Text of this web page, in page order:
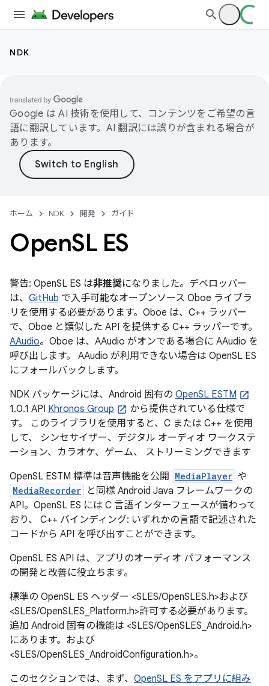
NDK
Google は AI 技術を使用して、コンテンツをご希望の言
語に翻訳しています。AI 翻訳には誤りが含まれる場合が
あります。
ホーム NDK 開発 ガイド
OpenSL ES
警告: OpenSL ES は非推奨になりました。デベロッパー
は、 GitHub で入手可能なオープンソース Oboe ライブラ
リを使用する必要があります。Oboe は、C++ ラッパー
で、Oboe と類似した API を提供する C++ ラッパーです。
AAudio。Oboe は、AAudio がオンである場合に AAudio を
呼び出します。 AAudio が利用できない場合は OpenSL ES
にフォールバックします。
NDK パッケージには、Android 固有の OpenSL ESTM
1.0.1 API Khronos Group
から提供されている仕様で
す。 このライブラリを使用すると、C または C++ を使用
して、 シンセサイザー、デジタル オーディオ ワークステ
ーション、カラオケ、ゲーム、 ストリーミングできます
OpenSL ESTM 標準は音声機能を公開 MediaPlayer や
MediaRecorder
と同様 Android Java フレームワークの
API。OpenSL ES には C 言語インターフェースが備わって
おり、 C++ バインディング: いずれかの言語で記述された
コードから API を呼び出すことができます。
OpenSL ES API は、アプリのオーディオ パフォーマンス
の開発と改善に役立ちます。
標準の OpenSL ES ヘッダー <SLES/OpenSLES.h>および
<SLES/OpenSLES_Platform.h>許可する必要があります。
追加 Android 固有の機能は <SLES/OpenSLES_Android.h>
にあります。および
<SLES/OpenSLES_AndroidConfiguration.h>。
このセクションでは、まず、 OpenSL ES をアプリに組み